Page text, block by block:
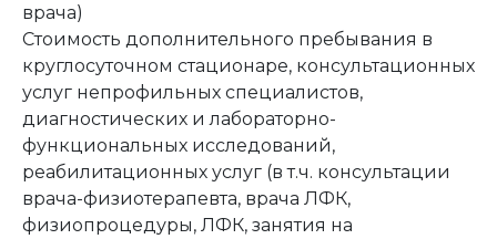
врача)
Стоимость дополнительного пребывания в
круглосуточном стационаре, консультационных
услуг непрофильных специалистов,
диагностических и лабораторно-
функциональных исследований,
реабилитационных услуг (в т.ч. консультации
врача-физиотерапевта, врача ЛФК,
физиопроцедуры, ЛФК, занятия на